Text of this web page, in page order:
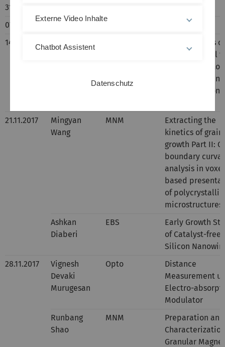
31.10.2017
07.11.2017
14.11.2017
Jan-Patrick
Investigations
based vertical
effect
applicatoins in
power
21.11.2017
Mingyan
Wang
MNM
Extracting the
kinetics of grain
growth Part II:
boundary
analysis in
based
of
microstructures
Ashkan
Diaberi
EBS
Early Growth
of Catalyst-free
Silicon
28.11.2017
Vignesh
Devaki
Murugesan
Opto
Distance
Measurement
Electro-
Modulator
Runbang
Shao
MNM
Preparation and
Granular
Externe Video Inhalte
Chatbot Assistent
Datenschutz